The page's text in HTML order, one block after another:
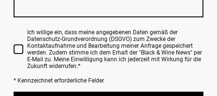
Ich willige ein, dass meine angegebenen Daten gemäß der
Datenschutz-Grundverordnung (DSGVO) zum Zwecke der
Kontaktaufnahme und Bearbeitung meiner Anfrage gespeichert
werden. Zudem stimme ich dem Erhalt der "Black & Wine News" per
E-Mail zu. Meine Einwilligung kann ich jederzeit mit Wirkung für die
Zukunft widerrufen.*
* Kennzeichnet erforderliche Felder